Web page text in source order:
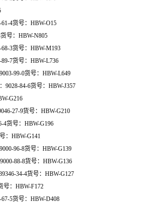
4货号：HBW-O15
号：HBW-N805
3货号：HBW-M193
7货号：HBW-L736
99-0货号：HBW-L649
9028-84-6货号：HBW-J357
G216
27-9货号：HBW-G210
4货号：HBW-G196
：HBW-G141
96-8货号：HBW-G139
88-8货号：HBW-G136
34-4货号：HBW-G127
号：HBW-F172
5货号：HBW-D408